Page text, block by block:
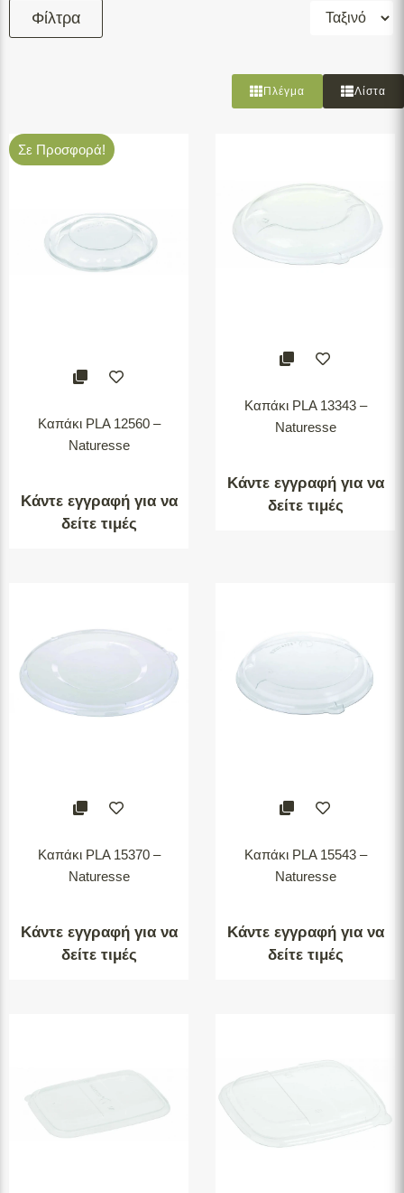
Φίλτρα
Πλέγμα Λίστα
Σε Προσφορά!
Kαπάκι PLA 12560 –
Naturesse
Κάντε εγγραφή για να
δείτε τιμές
Καπάκι PLA 13343 –
Naturesse
Κάντε εγγραφή για να
δείτε τιμές
Καπάκι PLA 15370 –
Naturesse
Κάντε εγγραφή για να
δείτε τιμές
Καπάκι PLA 15543 –
Naturesse
Κάντε εγγραφή για να
δείτε τιμές